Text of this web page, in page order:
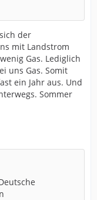
der
mit Landstrom
Gas. Lediglich
uns Gas. Somit
ein Jahr aus. Und
Sommer